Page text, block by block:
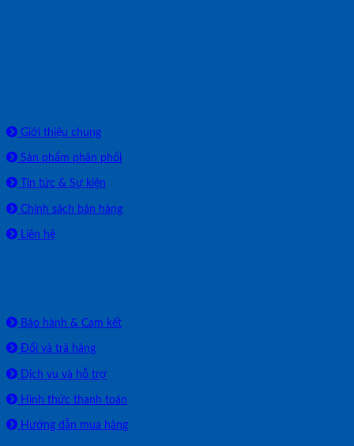
Giới thiệu chung
Sản phẩm phân phối
Tin tức & Sự kiện
Chính sách bán hàng
Liên hệ
Bảo hành & Cam kết
Đổi và trả hàng
Dịch vụ và hỗ trợ
Hình thức thanh toán
Hướng dẫn mua hàng